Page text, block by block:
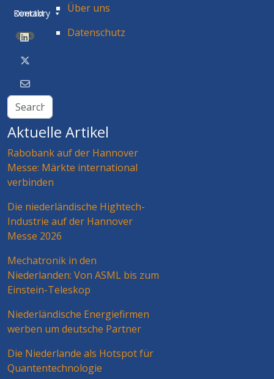
Directory
BETA
Kontakt
Über uns
Datenschutz
Aktuelle Artikel
Rabobank auf der Hannover
Messe: Märkte international
verbinden
Die niederländische Hightech-
Industrie auf der Hannover
Messe 2026
Mechatronik in den
Niederlanden: Von ASML bis zum
Einstein-Teleskop
Niederländische Energiefirmen
werben um deutsche Partner
Die Niederlande als Hotspot für
Quantentechnologie